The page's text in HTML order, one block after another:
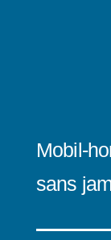
Mobil-
sans